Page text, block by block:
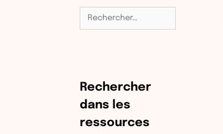
Rechercher :
Rechercher
dans les
ressources